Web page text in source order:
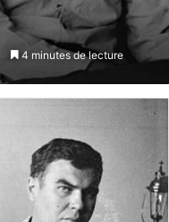
4 minutes de lecture